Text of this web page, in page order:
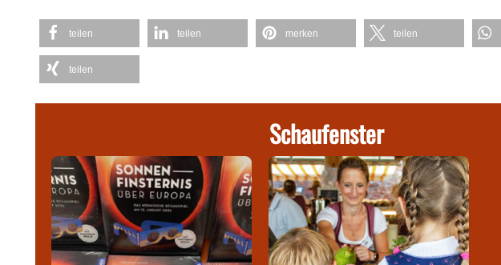
teilen teilen merken teilen
teilen
Schaufenster